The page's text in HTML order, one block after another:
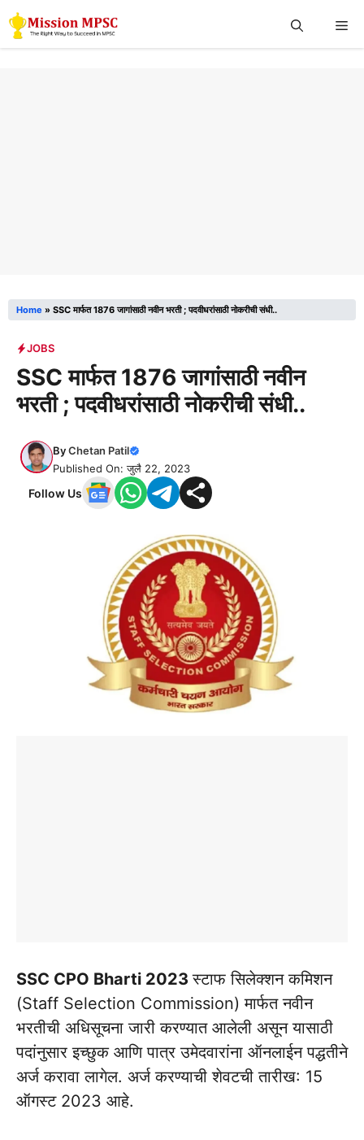
Skip
to
Home » SSC मार्फत 1876 जागांसाठी नवीन भरती ; पदवीधरांसाठी नोकरीची संधी..
JOBS
SSC मार्फत 1876 जागांसाठी नवीन
भरती ; पदवीधरांसाठी नोकरीची संधी..
ByChetan Patil
Published On: जुलै 22, 2023
Follow Us
SSC CPO Bharti 2023स्टाफ सिलेक्शन कमिशन
(Staff Selection Commission) मार्फत नवीन
भरतीची अधिसूचना जारी करण्यात आलेली असून यासाठी
पदांनुसार इच्छुक आणि पात्र उमेदवारांना ऑनलाईन पद्धतीने
अर्ज करावा लागेल. अर्ज करण्याची शेवटची तारीख: 15
ऑगस्ट 2023 आहे.